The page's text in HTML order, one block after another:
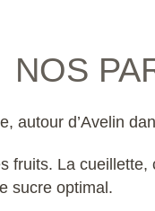
NOS
autour d’Avelin
fruits. La
sucre optimal.